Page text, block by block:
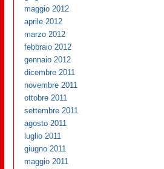
maggio 2012
aprile 2012
marzo 2012
febbraio 2012
gennaio 2012
dicembre 2011
novembre 2011
ottobre 2011
settembre 2011
agosto 2011
luglio 2011
giugno 2011
maggio 2011